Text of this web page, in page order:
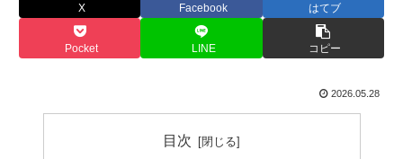
X Facebook はてブ
Pocket LINE コピー
2026.05.28
目次